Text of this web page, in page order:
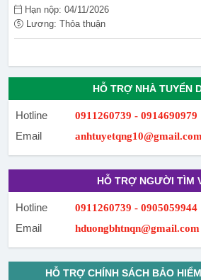
Hạn nộp: 04/11/2026
Lương: Thỏa thuận
HỖ TRỢ NHÀ TUYỂN
Hotline 0911260739 - 0914690979
Email anhtuyetqng10@gmail.com
HỖ TRỢ NGƯỜI TÌM
Hotline 0911260739 - 0905059944
Email hduongbhtnqn@gmail.com
HỖ TRỢ CHÍNH SÁCH BẢO